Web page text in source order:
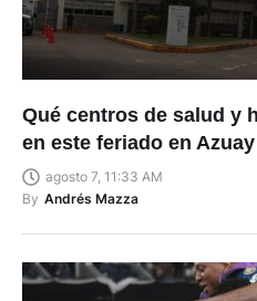
Qué centros de salud y
en este feriado en Azuay
agosto 7, 11:33 AM
By Andrés Mazza